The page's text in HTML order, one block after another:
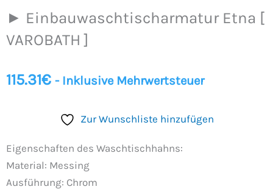
► Einbauwaschtischarmatur Etna [
VAROBATH ]
115.31€ - Inklusive Mehrwertsteuer
Zur Wunschliste hinzufügen
Eigenschaften des Waschtischhahns:
Material: Messing
Ausführung: Chrom
VAROBATH